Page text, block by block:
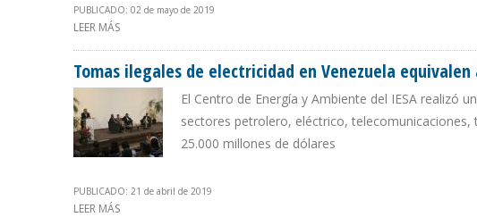
PUBLICADO: 02 de mayo de 2019
LEER MÁS
Tomas ilegales de electricidad en Venezuela
El Centro de Energía y Ambiente del IESA realizó
sectores petrolero, eléctrico,
25.000 millones de dólares
PUBLICADO: 21 de abril de 2019
LEER MÁS